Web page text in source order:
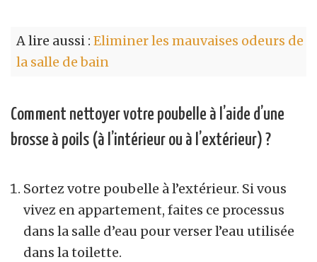
A lire aussi : Eliminer les mauvaises odeurs de
la salle de bain
Comment nettoyer votre poubelle à l’aide d’une
brosse à poils (à l’intérieur ou à l’extérieur) ?
Sortez votre poubelle à l’extérieur. Si vous
vivez en appartement, faites ce processus
dans la salle d’eau pour verser l’eau utilisée
dans la toilette.